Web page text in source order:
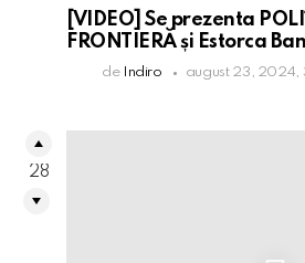
[VIDEO] Se prezenta
FRONTIERĂ și Estorca
de Indiro august 23, 2024,
28